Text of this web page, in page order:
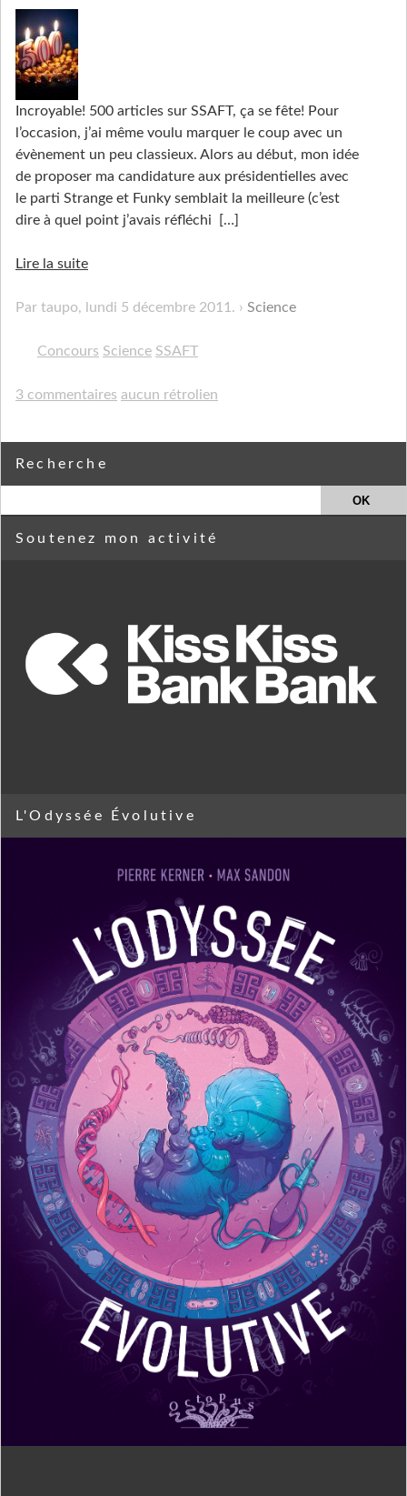
Incroyable! 500 articles sur SSAFT, ça se fête! Pour
l’occasion, j’ai même voulu marquer le coup avec un
évènement un peu classieux. Alors au début, mon idée
de proposer ma candidature aux présidentielles avec
le parti Strange et Funky semblait la meilleure (c’est
dire à quel point j’avais réfléchi
[…]
Lire la suite
Par taupo, lundi 5 décembre 2011 . Science
Concours Science SSAFT
3 commentaires aucun rétrolien
Recherche
Soutenez mon activité
L'Odyssée Évolutive